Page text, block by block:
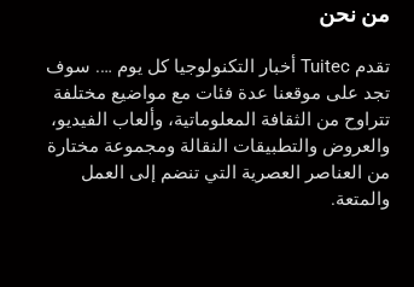
من نحن
تقدم Tuitec أخبار التكنولوجيا كل يوم …. سوف
تجد على موقعنا عدة فئات مع مواضيع مختلفة
تتراوح من الثقافة المعلوماتية، وألعاب الفيديو،
والعروض والتطبيقات النقالة ومجموعة مختارة
من العناصر العصرية التي تنضم إلى العمل
والمتعة.